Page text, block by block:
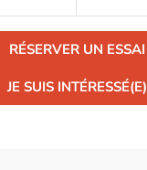
RÉSERVER UN ESSAI
JE SUIS INTÉRESSÉ(E)